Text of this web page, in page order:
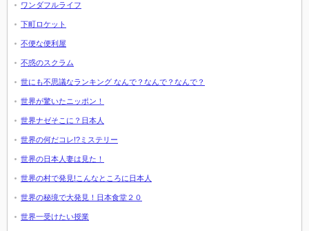
ワンダフルライフ
下町ロケット
不便な便利屋
不惑のスクラム
世にも不思議なランキング なんで？なんで？なんで？
世界が驚いたニッポン！
世界ナゼそこに？日本人
世界の何だコレ!?ミステリー
世界の日本人妻は見た！
世界の村で発見!こんなところに日本人
世界の秘境で大発見！日本食堂２０
世界一受けたい授業